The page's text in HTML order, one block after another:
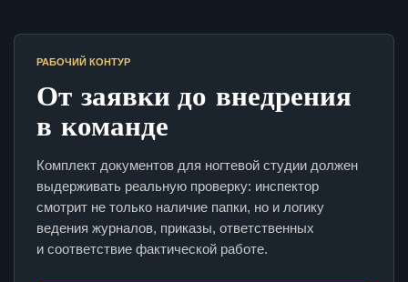
РАБОЧИЙ КОНТУР
От заявки до внедрения
в команде
Комплект документов для ногтевой студии должен
выдерживать реальную проверку: инспектор
смотрит не только наличие папки, но и логику
ведения журналов, приказы, ответственных
и соответствие фактической работе.